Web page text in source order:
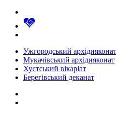
Ужгородський архідияконат
Мукачівський архідияконат
Хустський вікаріат
Берегівський деканат